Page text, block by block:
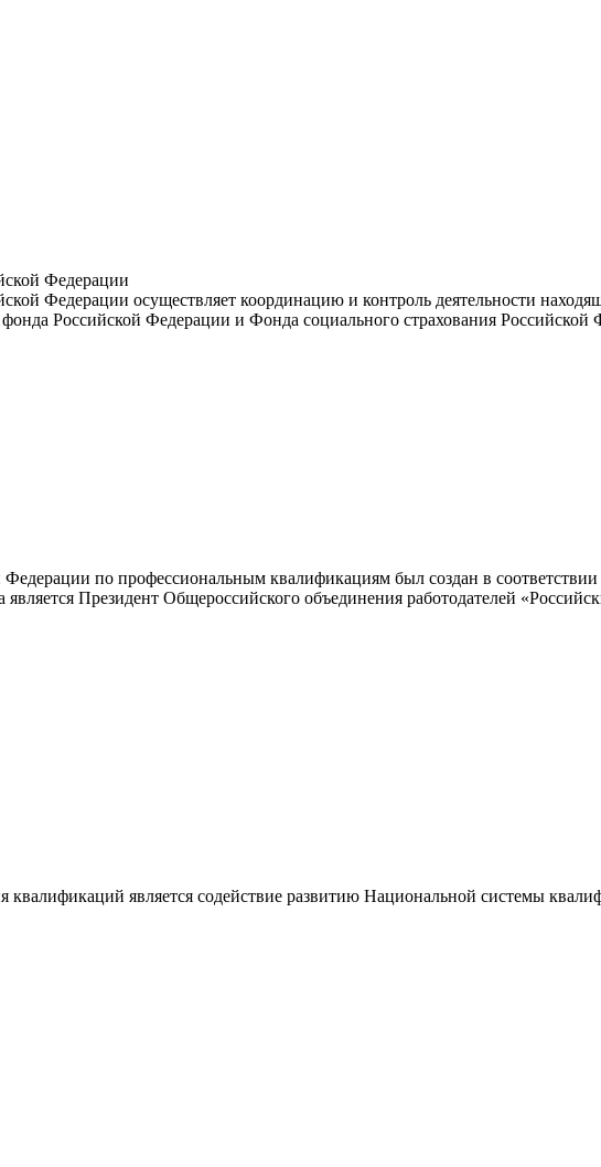
Федерации
Федерации осуществляет координацию и контроль деятельности
Российской Федерации и Фонда социального страхования Российской
по профессиональным квалификациям был создан в
Президент Общероссийского объединения работодателей
квалификаций является содействие развитию Национальной системы